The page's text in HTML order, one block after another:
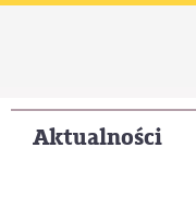
Aktualności